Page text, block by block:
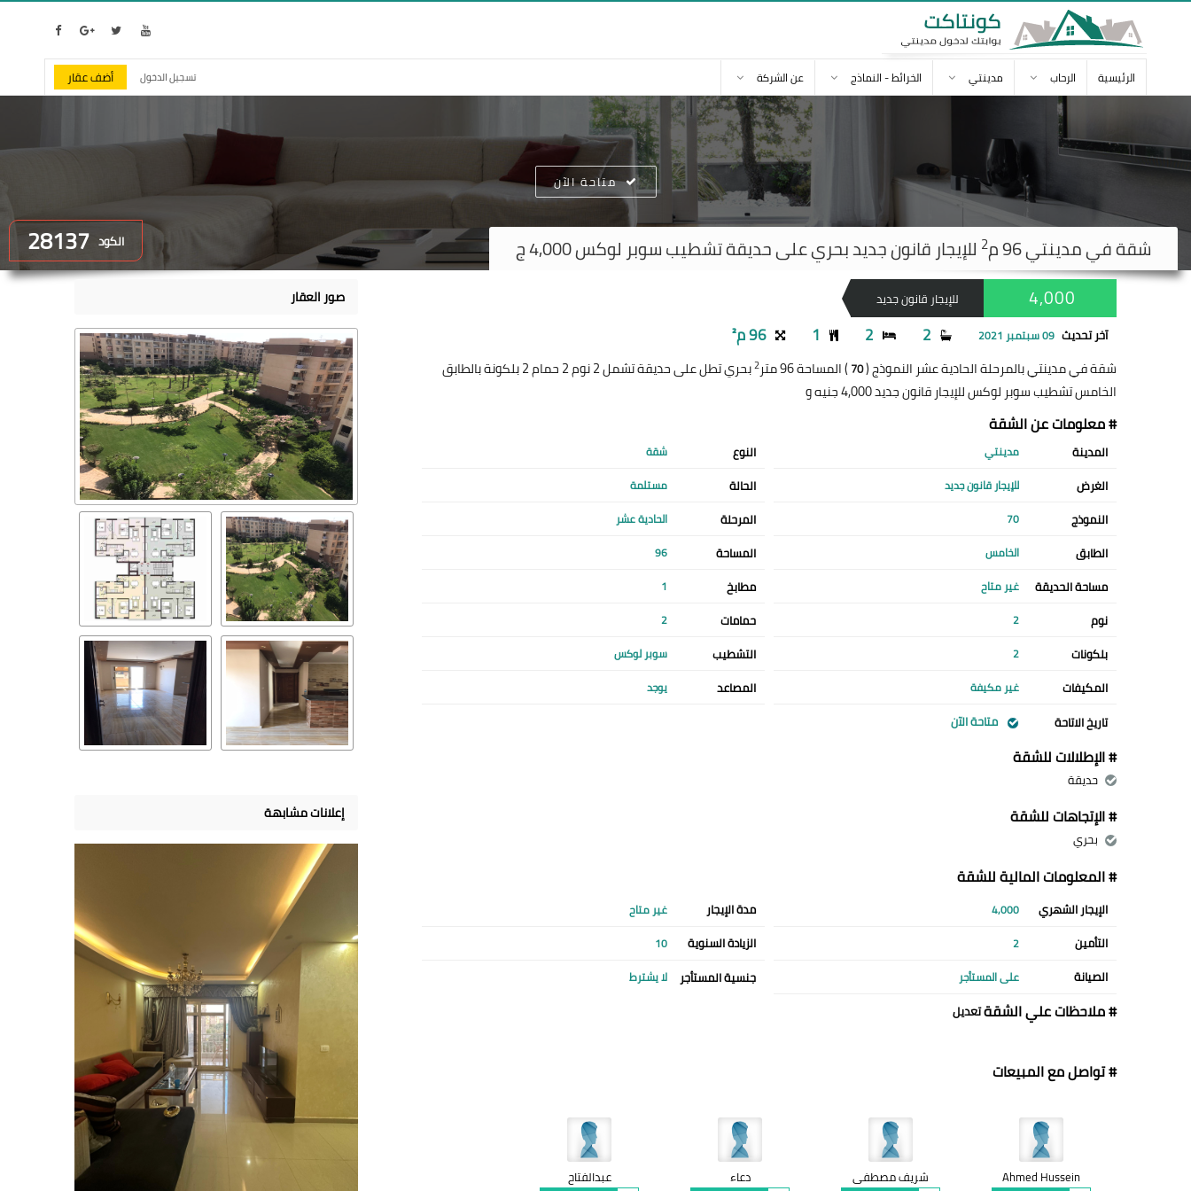
الرئيسية الرحاب مدينتي الخرائط - النماذج عن الشركة تسجيل الدخول أضف عقار
الكود 28137 شقة فيمدينتي 2 للإيجار قانون جديد بحري على حديقة تشطيب سوبر لوكس 4,000 ج
متاحة الآن
للإيجار قانون جديد 4,000
آخر تحديث 09 سبتمبر 2021 2
2
1 96 م²
شقة في مدينتي بالمرحلة الحادية عشر النموذج (70) المساحة 96 متر 2
بحري تطل على حديقة تشمل 2 نوم 2 حمام 2 بلكونة بالطابق
الخامس تشطيب سوبر لوكس للإيجار قانون جديد 4,000 جنيه و
# معلومات عن الشقة
المدينة مدينتي النوع شقة
الغرض للإيجار قانون جديد الحالة مستلمة
النموذج 70 المرحلة الحادية عشر
الطابق الخامس المساحة 96
مساحة الحديقة غير متاح مطابخ 1
نوم 2 حمامات 2
بلكونات 2 التشطيب سوبر لوكس
المكيفات غير مكيفة المصاعد يوجد
تاريخ الاتاحة متاحة الآن
# الإطلالات للشقة
حديقة
# الإتجاهات للشقة
بحري
# المعلومات المالية للشقة
الإيجار الشهري 4,000 مدة الإيجار غير متاح
التأمين 2 الزيادة السنوية 10
الصيانة على المستأجر جنسية المستأجر لا يشترط
# ملاحظات علي الشقةتعديل
# تواصل مع المبيعات
Ahmed Hussein
شريف مصطفى
دعاء
عبدالفتاح
صور العقار
إعلانات مشابهة